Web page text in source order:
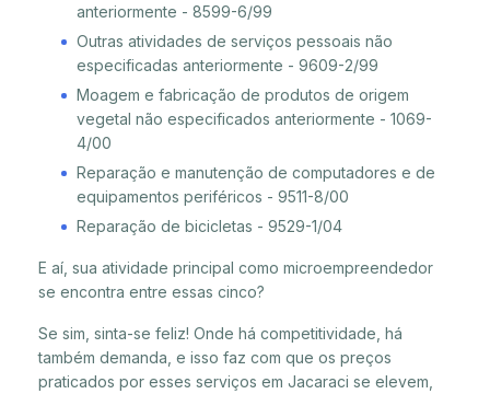
anteriormente - 8599-6/99
Outras atividades de serviços pessoais não
especificadas anteriormente - 9609-2/99
Moagem e fabricação de produtos de origem
vegetal não especificados anteriormente - 1069-
4/00
Reparação e manutenção de computadores e de
equipamentos periféricos - 9511-8/00
Reparação de bicicletas - 9529-1/04
E aí, sua atividade principal como microempreendedor
se encontra entre essas cinco?
Se sim, sinta-se feliz! Onde há competitividade, há
também demanda, e isso faz com que os preços
praticados por esses serviços em Jacaraci se elevem,